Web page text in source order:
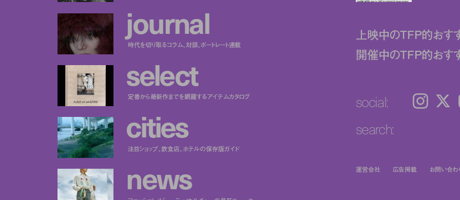
journal
時代を切り取るコラム、対談、ポートレート連載
select
定番から最新作までを網羅するアイテムカタログ
cities
注目ショップ、飲食店、ホテルの保存版ガイド
news
上映中のTFP的おす
開催中のTFP的おす
social: Instagram 𝕏
search:
運営会社 広告掲載 お問い合わ